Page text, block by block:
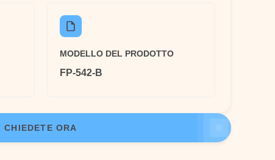
MODELLO DEL PRODOTTO
FP-542-B
CHIEDETE ORA